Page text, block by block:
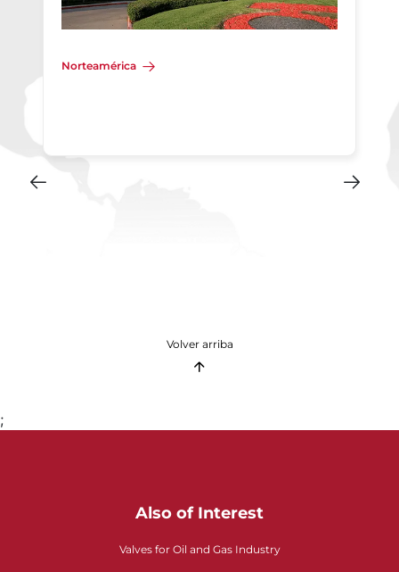
Norteamérica
Volver arriba
;
Also of Interest
Valves for Oil and Gas Industry